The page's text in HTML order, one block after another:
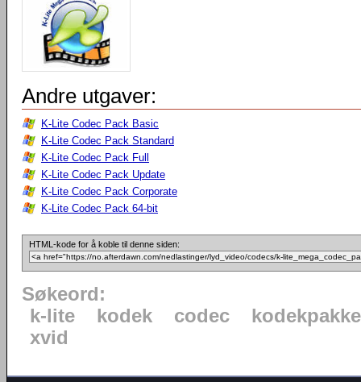
Andre utgaver:
K-Lite Codec Pack Basic
K-Lite Codec Pack Standard
K-Lite Codec Pack Full
K-Lite Codec Pack Update
K-Lite Codec Pack Corporate
K-Lite Codec Pack 64-bit
HTML-kode for å koble til denne siden:
Søkeord:
k-lite
kodek codec
kodekpakke
xvid